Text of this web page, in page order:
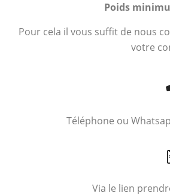
Poids
Pour cela il vous suffit de nous
votre
Téléphone ou
Via le lien